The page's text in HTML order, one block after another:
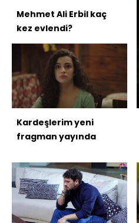
Mehmet Ali Erbil kaç
kez evlendi?
Kardeşlerim yeni
fragman yayında